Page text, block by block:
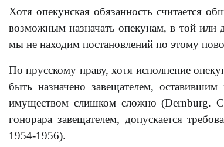
Хотя опекунская обязанность считается
возможным назначать опекунам, в той или
мы не находим постановлений по этому
По прусскому праву, хотя исполнение
быть назначено завещателем,
имуществом слишком сложно (Dernburg.
гонорара завещателем, допускается
1954-1956).